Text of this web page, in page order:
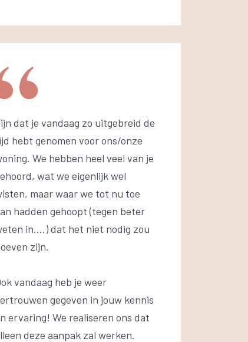
dat je vandaag zo uitgebreid de
hebt genomen voor ons/onze
We hebben heel veel van je
wat we eigenlijk wel
maar waar we tot nu toe
hadden gehoopt (tegen beter
in….) dat het niet nodig zou
zijn.
vandaag heb je weer
gegeven in jouw kennis
ervaring! We realiseren ons dat
deze aanpak zal werken.